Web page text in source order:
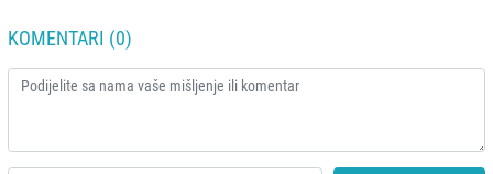
KOMENTARI (0)